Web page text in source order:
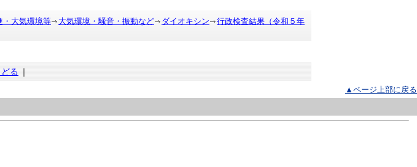
・大気環境等 大気環境・騒音・振動など ダイオキシン
行政検査結果（令和５年
どる ｜
▲ページ上部に戻る